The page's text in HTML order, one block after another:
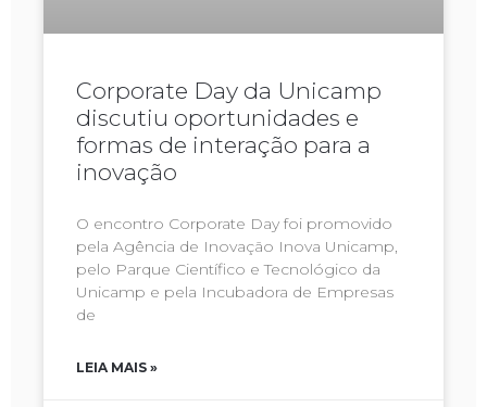
Corporate Day da Unicamp
discutiu oportunidades e
formas de interação para a
inovação
O encontro Corporate Day foi promovido
pela Agência de Inovação Inova Unicamp,
pelo Parque Científico e Tecnológico da
Unicamp e pela Incubadora de Empresas
de
LEIA MAIS »